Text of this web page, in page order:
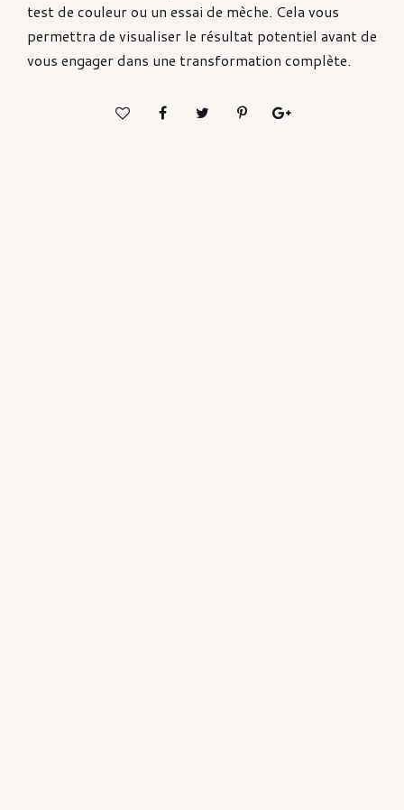
test de couleur ou un essai de mèche. Cela vous
permettra de visualiser le résultat potentiel avant de
vous engager dans une transformation complète.